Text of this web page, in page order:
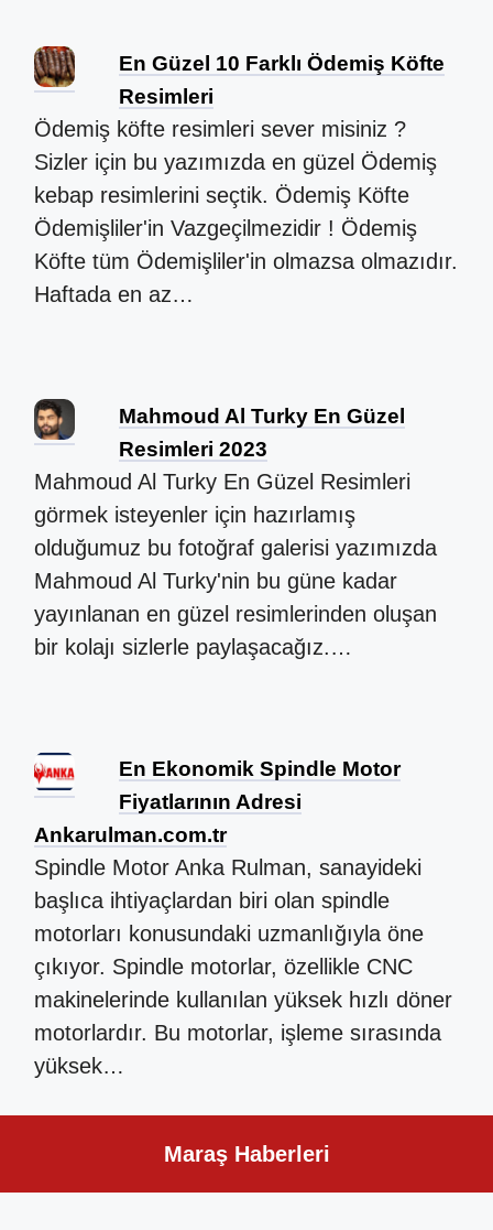
En Güzel 10 Farklı Ödemiş Köfte
Resimleri
Ödemiş köfte resimleri sever misiniz ?
Sizler için bu yazımızda en güzel Ödemiş
kebap resimlerini seçtik. Ödemiş Köfte
Ödemişliler'in Vazgeçilmezidir ! Ödemiş
Köfte tüm Ödemişliler'in olmazsa olmazıdır.
Haftada en az…
Mahmoud Al Turky En Güzel
Resimleri 2023
Mahmoud Al Turky En Güzel Resimleri
görmek isteyenler için hazırlamış
olduğumuz bu fotoğraf galerisi yazımızda
Mahmoud Al Turky'nin bu güne kadar
yayınlanan en güzel resimlerinden oluşan
bir kolajı sizlerle paylaşacağız.…
En Ekonomik Spindle Motor
Fiyatlarının Adresi
Ankarulman.com.tr
Spindle Motor Anka Rulman, sanayideki
başlıca ihtiyaçlardan biri olan spindle
motorları konusundaki uzmanlığıyla öne
çıkıyor. Spindle motorlar, özellikle CNC
makinelerinde kullanılan yüksek hızlı döner
motorlardır. Bu motorlar, işleme sırasında
yüksek…
Maraş Haberleri